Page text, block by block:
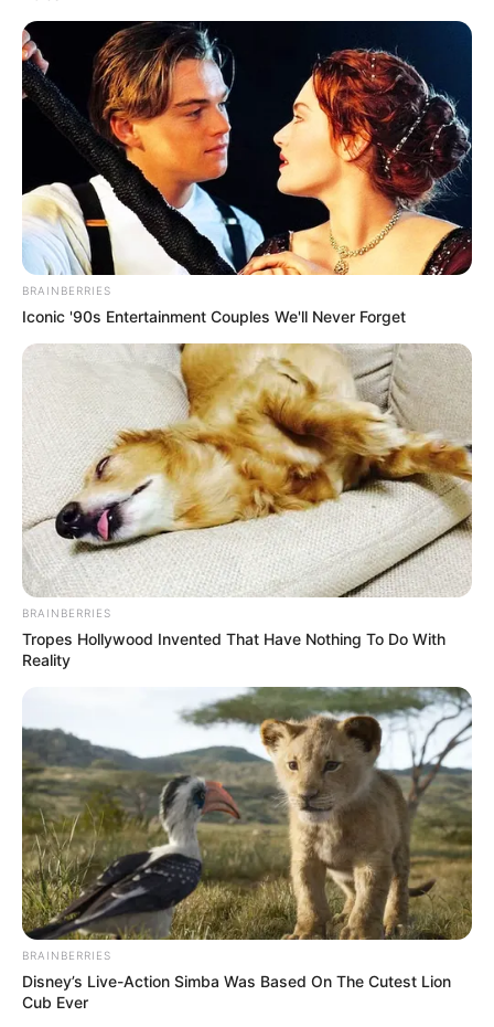
BRAINBERRIES
Iconic '90s Entertainment Couples We'll Never Forget
BRAINBERRIES
Tropes Hollywood Invented That Have Nothing To Do With
Reality
BRAINBERRIES
Disney’s Live-Action Simba Was Based On The Cutest Lion
Cub Ever